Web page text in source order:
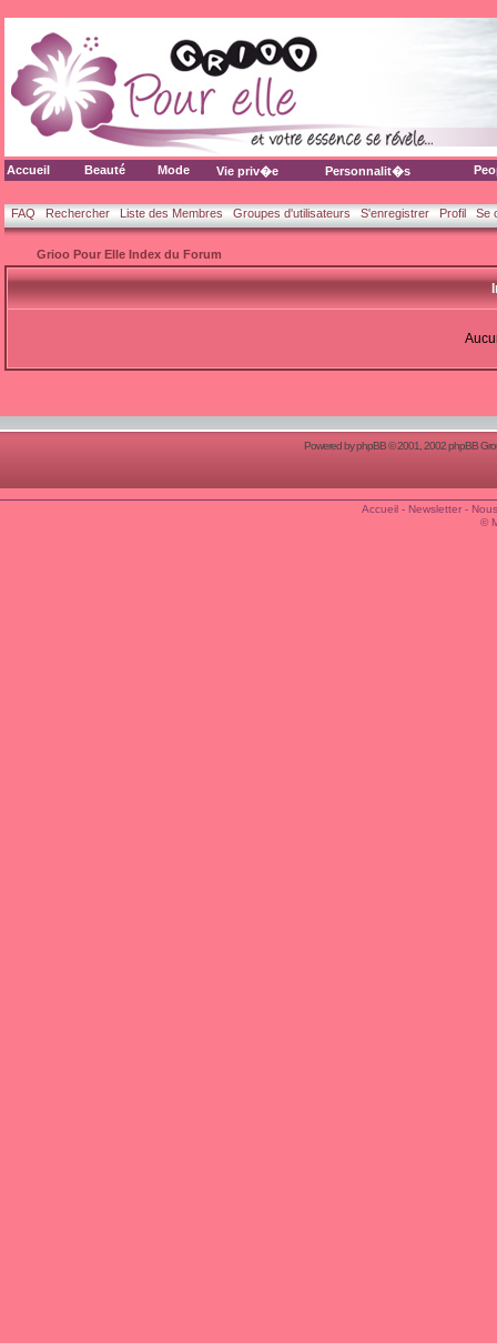
Accueil Beauté Mode Vie priv�e Personnalit�s
FAQ Rechercher Liste des Membres Groupes d'utilisateurs S'enregistrer Profil Se
Grioo Pour Elle Index du Forum
Powered byphpBB© 2001, 2002 phpBB
Accueil- Newsletter-
©